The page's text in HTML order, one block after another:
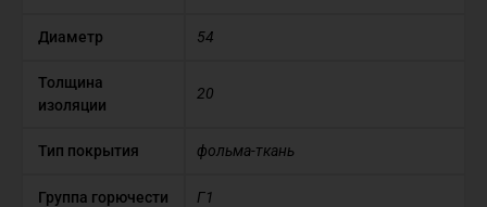
Диаметр 54
Толщина
изоляции
20
Тип покрытия фольма-ткань
Группа горючести Г1